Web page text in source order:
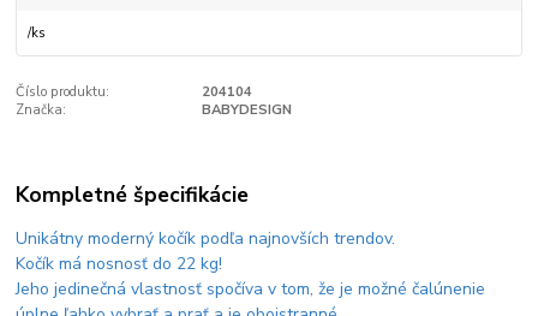
/ks
Číslo produktu:
204104
Značka:
BABYDESIGN
Kompletné špecifikácie
Unikátny moderný kočík podľa najnovších trendov.
Kočík má nosnosť do 22 kg!
Jeho jedinečná vlastnosť spočíva v tom, že je možné čalúnenie